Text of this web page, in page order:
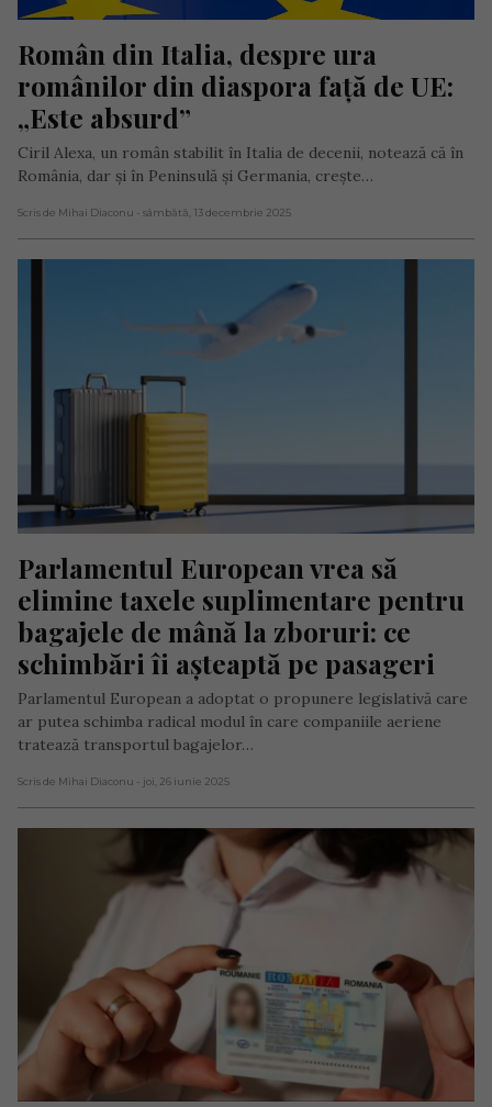
Român din Italia, despre ura
românilor din diaspora față de UE:
„Este absurd”
Ciril Alexa, un român stabilit în Italia de decenii, notează că în
România, dar și în Peninsulă și Germania, crește…
Scris de Mihai Diaconu - sâmbătă, 13 decembrie 2025
Parlamentul European vrea să
elimine taxele suplimentare pentru
bagajele de mână la zboruri: ce
schimbări îi așteaptă pe pasageri
Parlamentul European a adoptat o propunere legislativă care
ar putea schimba radical modul în care companiile aeriene
tratează transportul bagajelor…
Scris de Mihai Diaconu - joi, 26 iunie 2025